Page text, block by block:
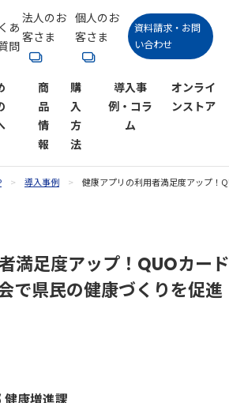
商
品
情
報
購
入
方
法
導入事
例・コラ
ム
オンライ
ンストア
ラインス
トア
あ
問
法人のお
客さま
個人のお
客さま
資料請求・お問
い合わせ
導入事例 健康アプリの利用者満足度アップ！
満足度アップ！QUOカード
で県民の健康づくりを促進
康増進課